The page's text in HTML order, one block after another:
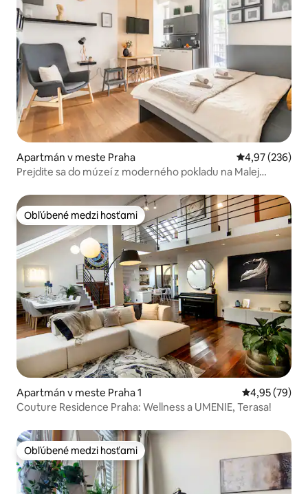
Apartmán v meste Praha Priemerné
4,97 (236)
Prejdite sa do múzeí z moderného pokladu na Malej
Obľúbené medzi hosťami
Obľúbené medzi hosťami
Apartmán v meste Praha 1 Priemerné
4,95 (79)
Couture Residence Praha: Wellness a UMENIE, Terasa!
Obľúbené medzi hosťami
Obľúbené medzi hosťami